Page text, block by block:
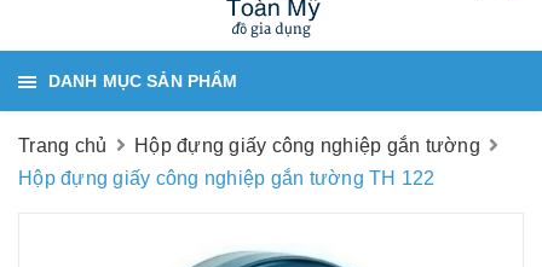
DANH MỤC SẢN PHẨM
Trang chủ
Hộp đựng giấy công nghiệp gắn tường
Hộp đựng giấy công nghiệp gắn tường TH 122